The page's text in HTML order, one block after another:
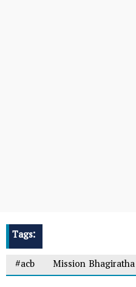
Tags:
#acb
Mission Bhagiratha